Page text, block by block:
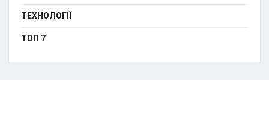
ТЕХНОЛОГІЇ
ТОП 7